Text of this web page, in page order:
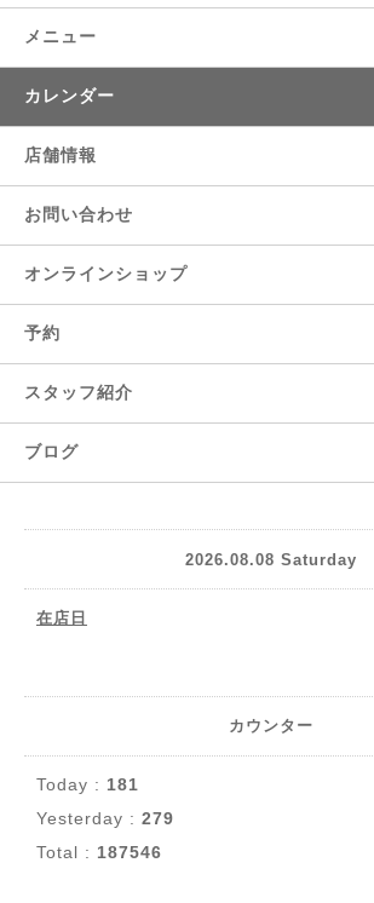
メニュー
カレンダー
店舗情報
お問い合わせ
オンラインショップ
予約
スタッフ紹介
ブログ
2026.08.08 Saturday
在店日
カウンター
Today : 181
Yesterday : 279
Total : 187546